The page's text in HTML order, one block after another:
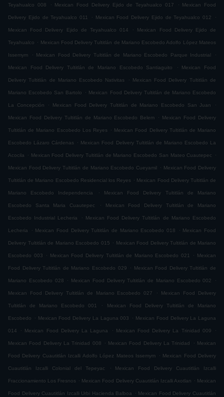
Teyahualco 008 . Mexican Food Delivery Ejido de Teyahualco 017 . Mexican Food
Delivery Ejido de Teyahualco 011 . Mexican Food Delivery Ejido de Teyahualco 012 .
Mexican Food Delivery Ejido de Teyahualco 014 . Mexican Food Delivery Ejido de
Teyahualco . Mexican Food Delivery Tultitlán de Mariano Escobedo Adolfo López Mateos
Issemym . Mexican Food Delivery Tultitlán de Mariano Escobedo Parque Industrial .
Mexican Food Delivery Tultitlán de Mariano Escobedo Santiaguito . Mexican Food
Delivery Tultitlán de Mariano Escobedo Nativitas . Mexican Food Delivery Tultitlán de
Mariano Escobedo San Bartolo . Mexican Food Delivery Tultitlán de Mariano Escobedo
La Concepción . Mexican Food Delivery Tultitlán de Mariano Escobedo San Juan .
Mexican Food Delivery Tultitlán de Mariano Escobedo Belem . Mexican Food Delivery
Tultitlán de Mariano Escobedo Los Reyes . Mexican Food Delivery Tultitlán de Mariano
Escobedo Lázaro Cárdenas . Mexican Food Delivery Tultitlán de Mariano Escobedo La
Acocila . Mexican Food Delivery Tultitlán de Mariano Escobedo San Mateo Cuautepec .
Mexican Food Delivery Tultitlán de Mariano Escobedo Cueyamil . Mexican Food Delivery
Tultitlán de Mariano Escobedo Residencial los Reyes . Mexican Food Delivery Tultitlán de
Mariano Escobedo Independencia . Mexican Food Delivery Tultitlán de Mariano
Escobedo Santa Maria Cuautepec . Mexican Food Delivery Tultitlán de Mariano
Escobedo Industrial Lecheria . Mexican Food Delivery Tultitlán de Mariano Escobedo
Lecheria . Mexican Food Delivery Tultitlán de Mariano Escobedo 018 . Mexican Food
Delivery Tultitlán de Mariano Escobedo 015 . Mexican Food Delivery Tultitlán de Mariano
Escobedo 003 . Mexican Food Delivery Tultitlán de Mariano Escobedo 021 . Mexican
Food Delivery Tultitlán de Mariano Escobedo 029 . Mexican Food Delivery Tultitlán de
Mariano Escobedo 028 . Mexican Food Delivery Tultitlán de Mariano Escobedo 002 .
Mexican Food Delivery Tultitlán de Mariano Escobedo 027 . Mexican Food Delivery
Tultitlán de Mariano Escobedo 001 . Mexican Food Delivery Tultitlán de Mariano
Escobedo . Mexican Food Delivery La Laguna 003 . Mexican Food Delivery La Laguna
014 . Mexican Food Delivery La Laguna . Mexican Food Delivery La Trinidad 009 .
Mexican Food Delivery La Trinidad 008 . Mexican Food Delivery La Trinidad . Mexican
Food Delivery Cuautitlán Izcalli Adolfo López Mateos Issemym . Mexican Food Delivery
Cuautitlán Izcalli Colonial del Tepeyac . Mexican Food Delivery Cuautitlán Izcalli
Fraccionamiento Los Fresnos . Mexican Food Delivery Cuautitlán Izcalli Axotlan . Mexican
Food Delivery Cuautitlán Izcalli Urbi Hacienda Balboa . Mexican Food Delivery Cuautitlán